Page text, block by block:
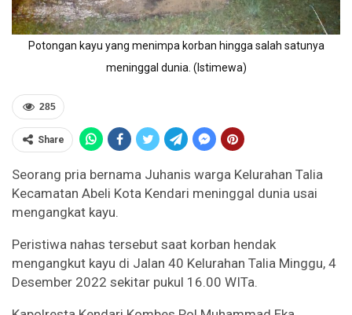
Potongan kayu yang menimpa korban hingga salah satunya
meninggal dunia. (Istimewa)
285
Share
Seorang pria bernama Juhanis warga Kelurahan Talia
Kecamatan Abeli Kota Kendari meninggal dunia usai
mengangkat kayu.
Peristiwa nahas tersebut saat korban hendak
mengangkut kayu di Jalan 40 Kelurahan Talia Minggu, 4
Desember 2022 sekitar pukul 16.00 WITa.